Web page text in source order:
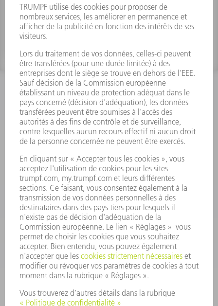
Numéro de référence:0349872
INFORMATION
Foire aux questions
Termes et conditions
CONTACT
01 48 17 37 73
Lun - Jeu 08:00h - 16:30h
Ven 08:00h - 12:30h
outillages@fr.TRUMPF.com
CONTACT
Pièces Détachées
01 48 17 37 57
Lun – Ven 8:30h - 17:30h
pieces.detachees@trumpf.com